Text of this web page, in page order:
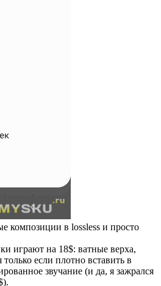
композиции в lossless и просто
играют на 18$: ватные верха,
если плотно вставить в
звучание (и да, я зажрался